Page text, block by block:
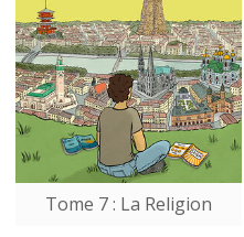
Tome 7 : La Religion